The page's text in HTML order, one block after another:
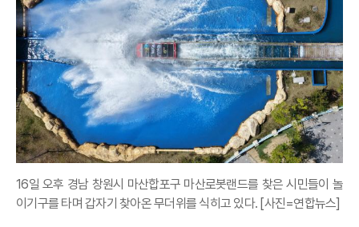
16일 오후 경남 창원시 마산합포구 마산로봇랜드를 찾은 시민들이 놀
이기구를 타며 갑자기 찾아온 무더위를 식히고 있다. [사진=연합뉴스]